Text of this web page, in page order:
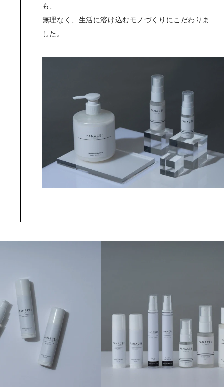
も、
無理なく、生活に溶け込むモノづくりにこだわりま
した。